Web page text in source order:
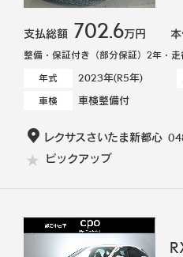
支払総額 702.6万円
整備・保証付き（部分保証）2年・走
年式
2023年(R5年)
車検 車検整備付
レクサスさいたま新都心
ピックアップ